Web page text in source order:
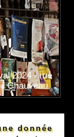
2024 - rue
Chauveau.
donnée